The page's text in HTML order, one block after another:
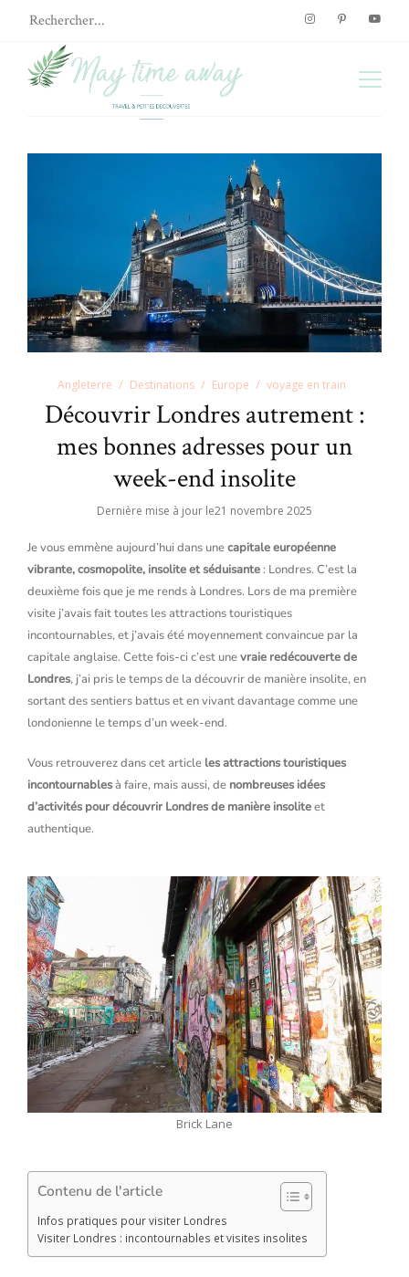
Angleterre Destinations Europe voyage en train
Découvrir Londres autrement :
mes bonnes adresses pour un
week-end insolite
Dernière mise à jour le21 novembre 2025
Je vous emmène aujourd’hui dans unecapitale européenne
vibrante, cosmopolite, insolite et séduisante : Londres. C’est la
deuxième fois que je me rends à Londres. Lors de ma première
visite j’avais fait toutes les attractions touristiques
incontournables, et j’avais été moyennement convaincue par la
capitale anglaise. Cette fois-ci c’est unevraie redécouverte de
Londres, j’ai pris le temps de la découvrir de manière insolite, en
sortant des sentiers battus et en vivant davantage comme une
londonienne le temps d’un week-end.
Vous retrouverez dans cet article les attractions touristiques
incontournablesà faire, mais aussi, de nombreuses idées
d’activités pour découvrir Londres de manière insoliteet
authentique.
Brick Lane
Contenu de l'article
Infos pratiques pour visiter Londres
Visiter Londres : incontournables et visites insolites